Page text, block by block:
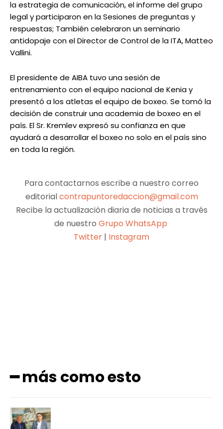
la estrategia de comunicación, el informe del grupo
legal y participaron en la Sesiones de preguntas y
respuestas; También celebraron un seminario
antidopaje con el Director de Control de la ITA, Matteo
Vallini.
El presidente de AIBA tuvo una sesión de
entrenamiento con el equipo nacional de Kenia y
presentó a los atletas el equipo de boxeo. Se tomó la
decisión de construir una academia de boxeo en el
país. El Sr. Kremlev expresó su confianza en que
ayudará a desarrollar el boxeo no solo en el país sino
en toda la región.
Para contactarnos escribe a nuestro correo
editorialcontrapuntoredaccion@gmail.com
Recibe la actualización diaria de noticias a través
de nuestro Grupo WhatsApp
Twitter | Instagram
━ más como esto